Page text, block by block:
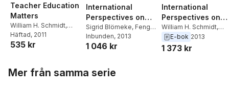
Teacher Education
Matters
William H. Schmidt,
Sigrid Blomeke
Teresa Tatto
Häftad, 2011
535 kr
International
Perspectives on
Teacher
Knowledge, Beliefs
and Opportunities
Sigrid Blömeke, Feng-
Jui Hsieh, Gabriele
Kaiser, William H.
Inbunden, 2013
1 046 kr
International
Perspectives on
Teacher
Knowledge,
and Opportunities
William H. Schmidt,
Gabriele Kaiser
Jui Hsieh,
E-bok 2013
1 373 kr
Mer från samma serie